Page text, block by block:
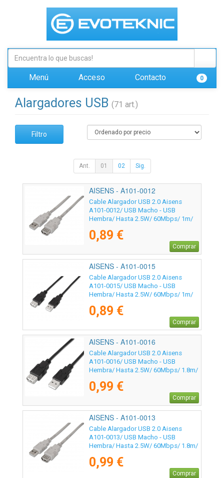
Menú Acceso Contacto 0
Alargadores USB (71 art.)
Filtro
Ant. 01 02 Sig.
AISENS - A101-0012
Cable Alargador USB 2.0 Aisens
A101-0012/ USB Macho - USB
Hembra/ Hasta 2.5W/ 60Mbps/ 1m/
0,89 €
Comprar
AISENS - A101-0015
Cable Alargador USB 2.0 Aisens
A101-0015/ USB Macho - USB
Hembra/ Hasta 2.5W/ 60Mbps/ 1m/
0,89 €
Comprar
AISENS - A101-0016
Cable Alargador USB 2.0 Aisens
A101-0016/ USB Macho - USB
Hembra/ Hasta 2.5W/ 60Mbps/ 1.8m/
0,99 €
Comprar
AISENS - A101-0013
Cable Alargador USB 2.0 Aisens
A101-0013/ USB Macho - USB
Hembra/ Hasta 2.5W/ 60Mbps/ 1.8m/
0,99 €
Comprar